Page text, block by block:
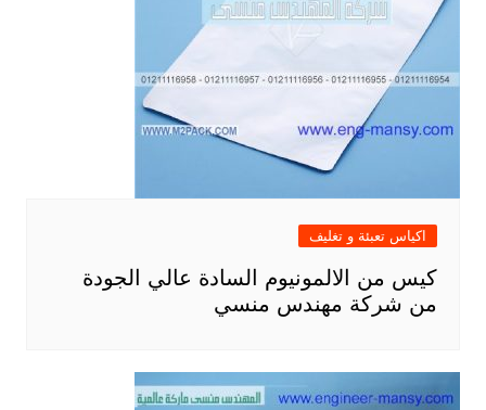
اكياس تعبئة و تغليف
كيس من الالمونيوم السادة عالي الجودة
من شركة مهندس منسي